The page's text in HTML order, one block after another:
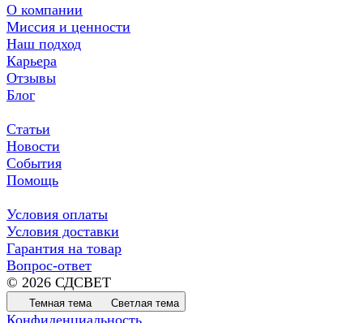
О компании
Миссия и ценности
Наш подход
Карьера
Отзывы
Блог
Статьи
Новости
События
Помощь
Условия оплаты
Условия доставки
Гарантия на товар
Вопрос-ответ
© 2026 СДСВЕТ
Темная тема Светлая тема
Конфиденциальность